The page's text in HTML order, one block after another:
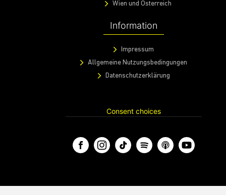
Wien und Österreich
Information
Impressum
Allgemeine Nutzungsbedingungen
Datenschutzerklärung
Consent choices